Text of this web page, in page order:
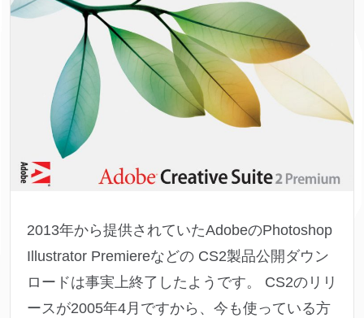
2013年から提供されていたAdobeのPhotoshop
Illustrator Premiereなどの CS2製品公開ダウン
ロードは事実上終了したようです。 CS2のリリ
ースが2005年4月ですから、今も使っている方